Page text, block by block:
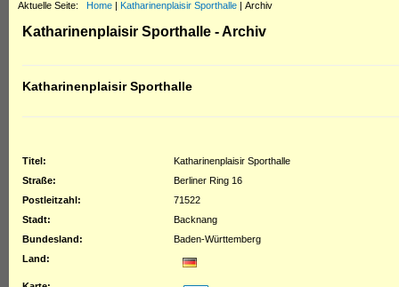
Aktuelle Seite: Home | Katharinenplaisir Sporthalle | Archiv
Katharinenplaisir Sporthalle - Archiv
Katharinenplaisir Sporthalle
Titel:
Katharinenplaisir Sporthalle
Straße:
Berliner Ring 16
Postleitzahl:
71522
Stadt:
Backnang
Bundesland:
Baden-Württemberg
Land: